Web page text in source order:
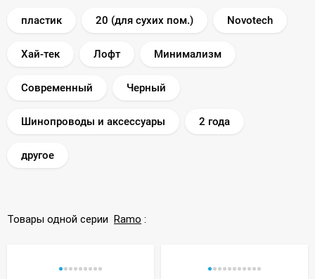
пластик 20 (для сухих пом.) Novotech
Хай-тек Лофт Минимализм
Современный Черный
Шинопроводы и аксессуары 2 года
другое
Товары одной серии Ramo :